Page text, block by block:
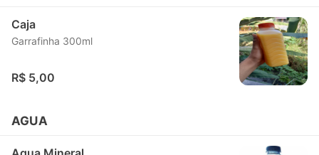
Caja
Garrafinha 300ml
R$ 5,00
AGUA